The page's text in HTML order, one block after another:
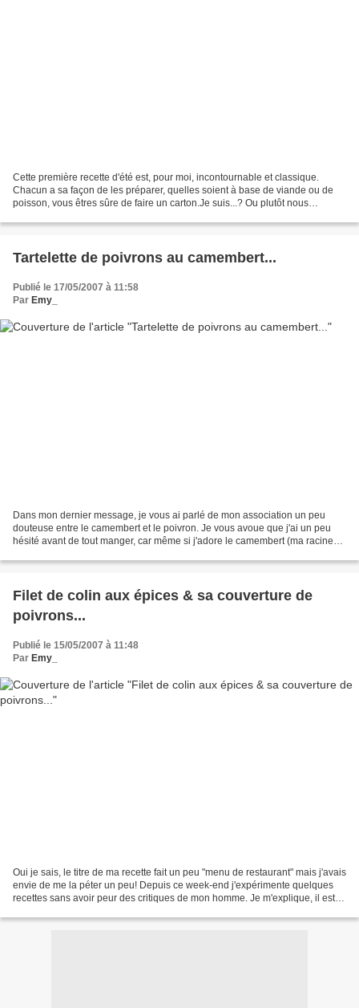
Cette première recette d'été est, pour moi, incontournable et classique.
Chacun a sa façon de les préparer, quelles soient à base de viande ou de
poisson, vous êtres sûre de faire un carton.Je suis...? Ou plutôt nous
Tartelette de poivrons au camembert...
Publié le 17/05/2007 à 11:58
Par Emy_
Dans mon dernier message, je vous ai parlé de mon association un peu
douteuse entre le camembert et le poivron. Je vous avoue que j'ai un peu
hésité avant de tout manger, car même si j'adore le camembert (ma racine
Filet de colin aux épices & sa couverture de
poivrons...
Publié le 15/05/2007 à 11:48
Par Emy_
Oui je sais, le titre de ma recette fait un peu "menu de restaurant" mais j'avais
envie de me la péter un peu! Depuis ce week-end j'expérimente quelques
recettes sans avoir peur des critiques de mon homme. Je m'explique, il est